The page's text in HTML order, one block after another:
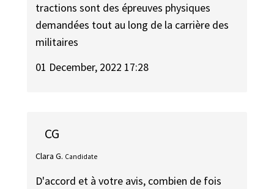
tractions sont des épreuves physiques
demandées tout au long de la carrière des
militaires
01 December, 2022 17:28
CG
Clara G. Candidate
D'accord et à votre avis, combien de fois